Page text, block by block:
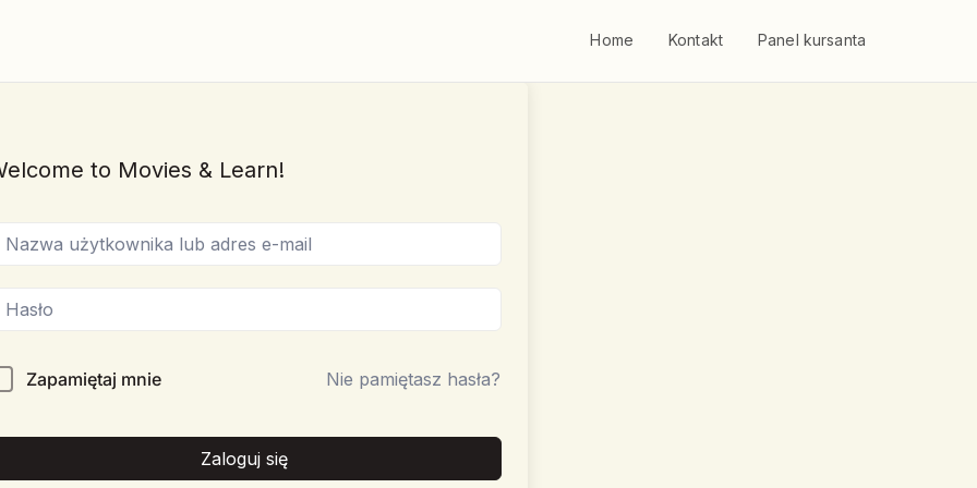
Home Kontakt Panel kursanta
to Movies & Learn!
Zapamiętaj mnie Nie pamiętasz hasła?
Zaloguj się